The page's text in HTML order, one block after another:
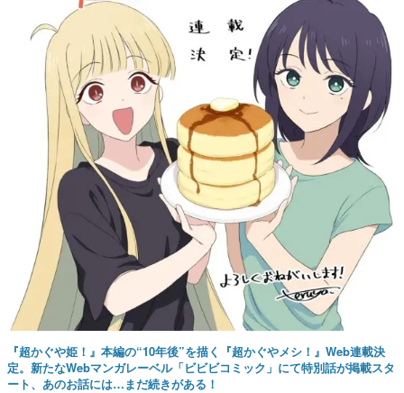
『超かぐや姫！』本編の“10年後”を描く『超かぐやメシ！』Web連載決
定。新たなWebマンガレーベル「ビビビコミック」にて特別話が掲載スタ
ート、あのお話には…まだ続きがある！